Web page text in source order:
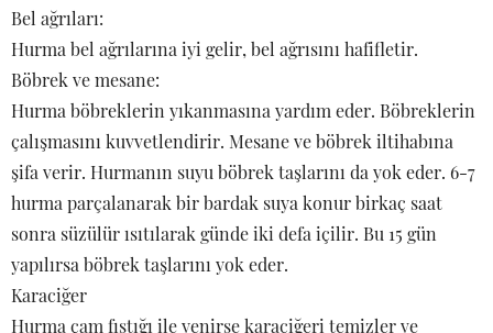
Bel ağrıları:
Hurma bel ağrılarına iyi gelir, bel ağrısını hafifletir.
Böbrek ve mesane:
Hurma böbreklerin yıkanmasına yardım eder. Böbreklerin
çalışmasını kuvvetlendirir. Mesane ve böbrek iltihabına
şifa verir. Hurmanın suyu böbrek taşlarını da yok eder. 6-7
hurma parçalanarak bir bardak suya konur birkaç saat
sonra süzülür ısıtılarak günde iki defa içilir. Bu 15 gün
yapılırsa böbrek taşlarını yok eder.
Karaciğer
Hurma çam fıstığı ile yenirse karaciğeri temizler ve